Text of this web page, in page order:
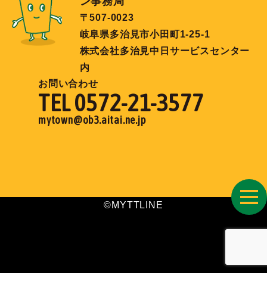
〒507-0023
岐阜県多治見市小田町1-25-1
株式会社多治見中日サービスセンター
内
お問い合わせ
TEL 0572-21-3577
mytown@ob3.aitai.ne.jp
©MYTTLINE